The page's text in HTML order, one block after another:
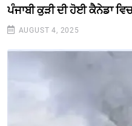
ਪੰਜਾਬੀ ਕੁੜੀ ਦੀ ਹੋਈ ਕੈਨੇਡਾ
AUGUST 4, 2025